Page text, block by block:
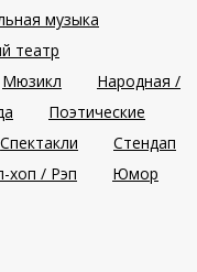
музыка
театр
Мюзикл
Народная /
Поэтические
Спектакли
Стендап
хоп / Рэп Юмор